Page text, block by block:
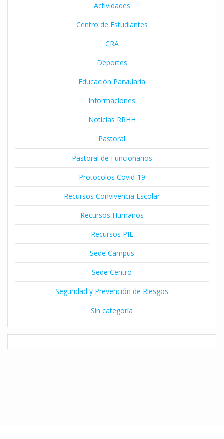
Actividades
Centro de Estudiantes
CRA
Deportes
Educación Parvularia
Informaciones
Noticias RRHH
Pastoral
Pastoral de Funcionarios
Protocolos Covid-19
Recursos Convivencia Escolar
Recursos Humanos
Recursos PIE
Sede Campus
Sede Centro
Seguridad y Prevención de Riesgos
Sin categoría